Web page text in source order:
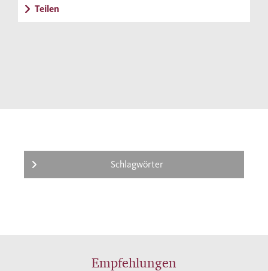
Teilen
Schlagwörter
Empfehlungen